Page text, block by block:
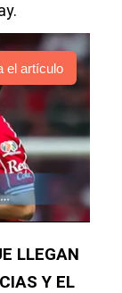
el artículo
LLEGAN
Y EL